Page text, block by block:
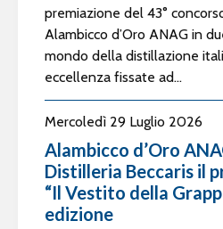
premiazione del 43°
Alambicco d’Oro ANAG in
mondo della distillazione
eccellenza fissate ad...
Mercoledì 29 Luglio 2026
Alambicco d’Oro
Distilleria Beccaris il
“Il Vestito della
edizione